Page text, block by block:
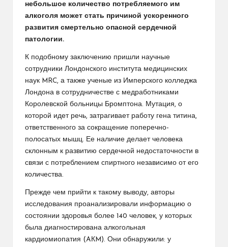
небольшое количество потребляемого им
алкоголя может стать причиной ускоренного
развития смертельно опасной сердечной
патологии.
К подобному заключению пришли научные
сотрудники Лондонского института медицинских
наук MRC, а также ученые из Имперского колледжа
Лондона в сотрудничестве с медработниками
Королевской больницы Бромптона. Мутация, о
которой идет речь, затрагивает работу гена титина,
ответственного за сокращение поперечно-
полосатых мышц. Ее наличие делает человека
склонным к развитию сердечной недостаточности в
связи с потреблением спиртного независимо от его
количества.
Прежде чем прийти к такому выводу, авторы
исследования проанализировали информацию о
состоянии здоровья более 140 человек, у которых
была диагностирована алкогольная
кардиомиопатия (AКM). Они обнаружили: у